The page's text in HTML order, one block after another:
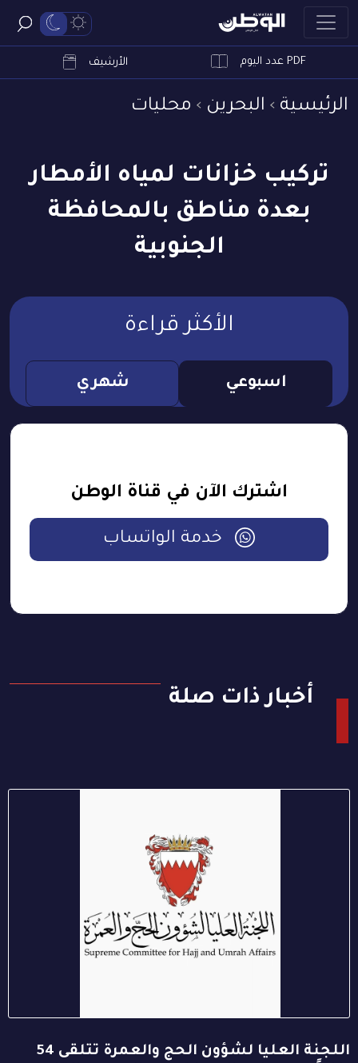
PDF عدد اليوم الأرشيف
الرئيسية البحرين محليات
تركيب خزانات لمياه الأمطار
بعدة مناطق بالمحافظة
الجنوبية
الأكثر قراءة
اسبوعي شهري
اشترك الآن في قناة الوطن
خدمة الواتساب
أخبار ذات صلة
اللجنة العليا لشؤون الحج والعمرة تتلقى 54